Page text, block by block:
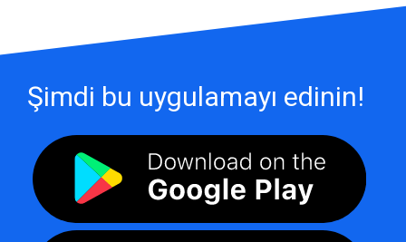
Şimdi bu uygulamayı edinin!